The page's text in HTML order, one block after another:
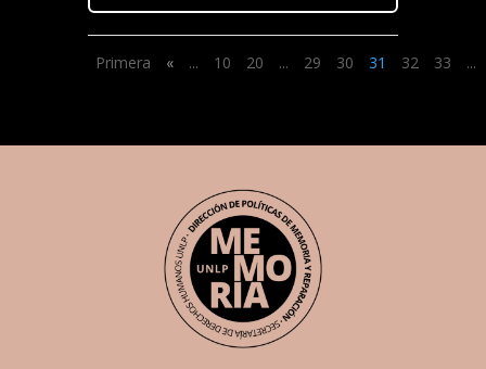
Primera « ... 10 20 ... 29 30 31 32 33 ...